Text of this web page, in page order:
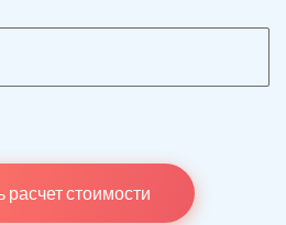
расчет стоимости